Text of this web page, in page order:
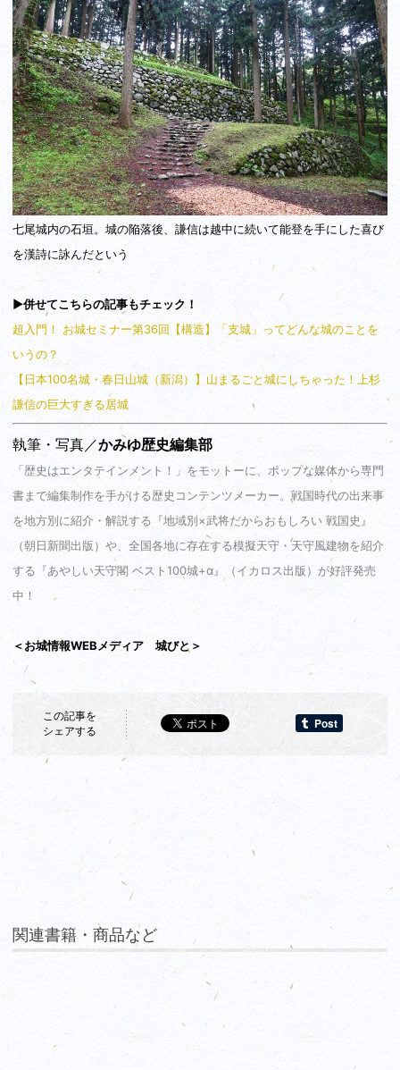
七尾城内の石垣。城の陥落後、謙信は越中に続いて能登を手にした喜び
を漢詩に詠んだという
▶併せてこちらの記事もチェック！
超入門！ お城セミナー第36回【構造】「支城」ってどんな城のことを
いうの？
【日本100名城・春日山城（新潟）】山まるごと城にしちゃった！上杉
謙信の巨大すぎる居城
執筆・写真／かみゆ歴史編集部
「歴史はエンタテインメント！」をモットーに、ポップな媒体から専門
書まで編集制作を手がける歴史コンテンツメーカー。戦国時代の出来事
を地方別に紹介・解説する『地域別×武将だからおもしろい 戦国史』
（朝日新聞出版）や、全国各地に存在する模擬天守・天守風建物を紹介
する『あやしい天守閣 ベスト100城+α』（イカロス出版）が好評発売
中！
＜お城情報WEBメディア 城びと＞
この記事を
シェアする
関連書籍・商品など